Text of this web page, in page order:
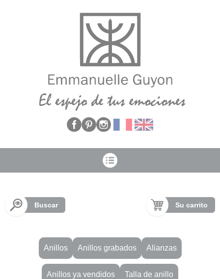
Buscar Su carrito
Anillos Anillos grabados Alianzas
Anillos ya vendidos Talla de anillo